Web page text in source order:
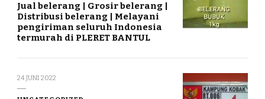
Jual belerang | Grosir belerang |
Distribusi belerang | Melayani
pengiriman seluruh Indonesia
termurah di PLERET BANTUL
24 JUNI 2022